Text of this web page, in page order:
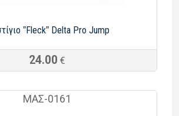
ˮFleckˮ Delta Pro Jump
24.00 €
ΜΑΣ-0161